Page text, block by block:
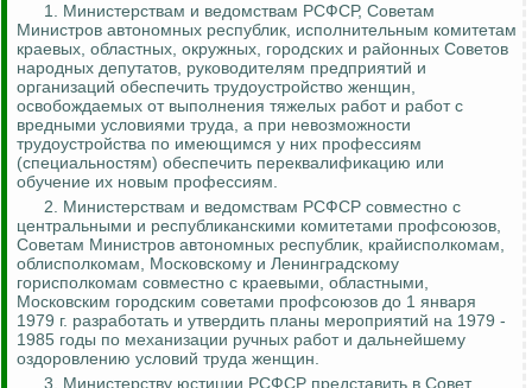
1. Министерствам и ведомствам РСФСР, Советам
Министров автономных республик, исполнительным комитетам
краевых, областных, окружных, городских и районных Советов
народных депутатов, руководителям предприятий и
организаций обеспечить трудоустройство женщин,
освобождаемых от выполнения тяжелых работ и работ с
вредными условиями труда, а при невозможности
трудоустройства по имеющимся у них профессиям
(специальностям) обеспечить переквалификацию или
обучение их новым профессиям.
2. Министерствам и ведомствам РСФСР совместно с
центральными и республиканскими комитетами профсоюзов,
Советам Министров автономных республик, крайисполкомам,
облисполкомам, Московскому и Ленинградскому
горисполкомам совместно с краевыми, областными,
Московским городским советами профсоюзов до 1 января
1979 г. разработать и утвердить планы мероприятий на 1979 -
1985 годы по механизации ручных работ и дальнейшему
оздоровлению условий труда женщин.
3. Министерству юстиции РСФСР представить в Совет